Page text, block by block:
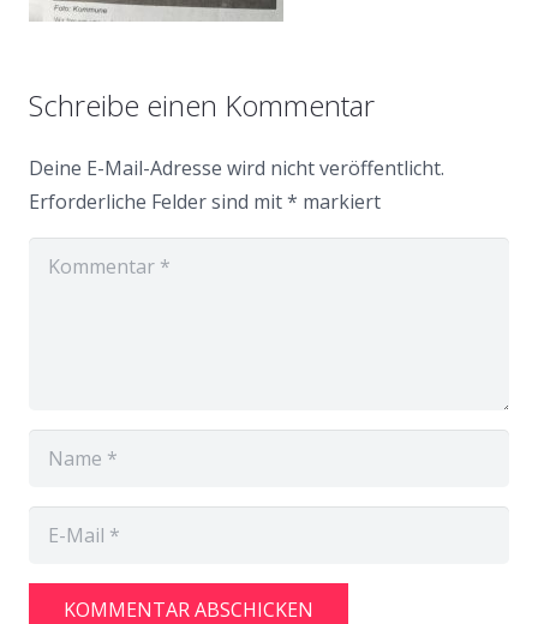
Schreibe einen Kommentar
Deine E-Mail-Adresse wird nicht veröffentlicht.
Erforderliche Felder sind mit* markiert
KOMMENTAR ABSCHICKEN